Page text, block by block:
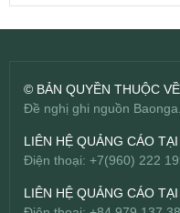
© BẢN QUYỀN THUỘC
Đề nghị ghi nguồn
LIÊN HỆ QUẢNG CÁO
Điện thoại: +7(960)
LIÊN HỆ QUẢNG CÁO